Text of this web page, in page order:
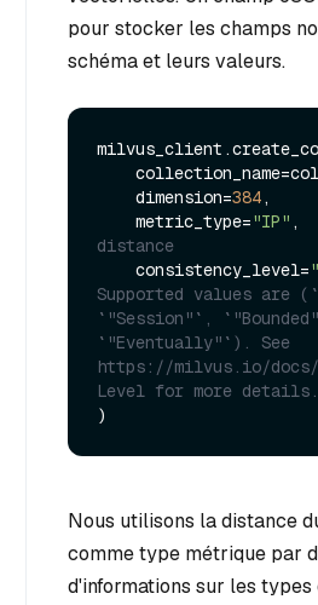
pour stocker les champs
schéma et leurs valeurs.
    dimension=
384,
    metric_type=
"IP" ,
distance
    consistency_level=
Supported values are
`"Session"`,
`"Eventually"`). See
https://milvus.io/docs/
Level for more details.
Nous utilisons la distance
comme type métrique par
d'informations sur les types